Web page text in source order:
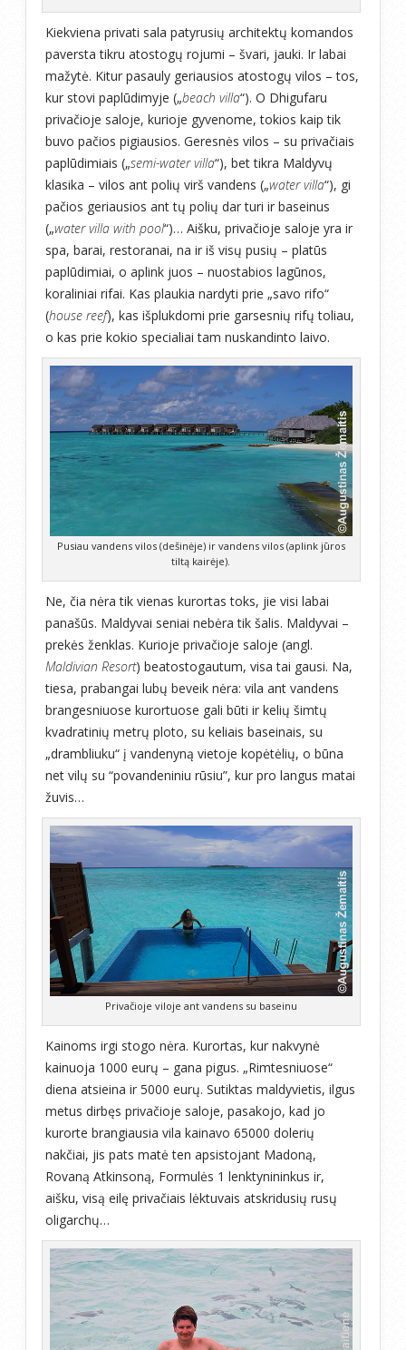
Kiekviena privati sala patyrusių architektų komandos
paversta tikru atostogų rojumi – švari, jauki. Ir labai
mažytė. Kitur pasauly geriausios atostogų vilos – tos,
kur stovi paplūdimyje („beach villa“). O Dhigufaru
privačioje saloje, kurioje gyvenome, tokios kaip tik
buvo pačios pigiausios. Geresnės vilos – su privačiais
paplūdimiais („semi-water villa“), bet tikra Maldyvų
klasika – vilos ant polių virš vandens („water villa“), gi
pačios geriausios ant tų polių dar turi ir baseinus
(„water villa with pool“)… Aišku, privačioje saloje yra ir
spa, barai, restoranai, na ir iš visų pusių – platūs
paplūdimiai, o aplink juos – nuostabios lagūnos,
koraliniai rifai. Kas plaukia nardyti prie „savo rifo“
(house reef), kas išplukdomi prie garsesnių rifų toliau,
o kas prie kokio specialiai tam nuskandinto laivo.
Pusiau vandens vilos (dešinėje) ir vandens vilos (aplink jūros
tiltą kairėje).
Ne, čia nėra tik vienas kurortas toks, jie visi labai
panašūs. Maldyvai seniai nebėra tik šalis. Maldyvai –
prekės ženklas. Kurioje privačioje saloje (angl.
Maldivian Resort) beatostogautum, visa tai gausi. Na,
tiesa, prabangai lubų beveik nėra: vila ant vandens
brangesniuose kurortuose gali būti ir kelių šimtų
kvadratinių metrų ploto, su keliais baseinais, su
„drambliuku“ į vandenyną vietoje kopėtėlių, o būna
net vilų su “povandeniniu rūsiu”, kur pro langus matai
žuvis…
Privačioje viloje ant vandens su baseinu
Kainoms irgi stogo nėra. Kurortas, kur nakvynė
kainuoja 1000 eurų – gana pigus. „Rimtesniuose“
diena atsieina ir 5000 eurų. Sutiktas maldyvietis, ilgus
metus dirbęs privačioje saloje, pasakojo, kad jo
kurorte brangiausia vila kainavo 65000 dolerių
nakčiai, jis pats matė ten apsistojant Madoną,
Rovaną Atkinsoną, Formulės 1 lenktynininkus ir,
aišku, visą eilę privačiais lėktuvais atskridusių rusų
oligarchų…